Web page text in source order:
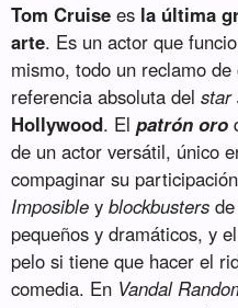
Tom Cruise es la última
arte. Es un actor que
mismo, todo un reclamo
referencia absoluta delstar
Hollywood. Elpatrón oro
de un actor versátil, único
compaginar su
Imposible yblockbusters
pequeños y dramáticos, y
pelo si tiene que hacer el
comedia. En Vandal